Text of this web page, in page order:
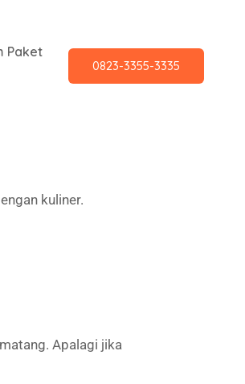
Paket
0823-3355-3335
kuliner.
Apalagi jika